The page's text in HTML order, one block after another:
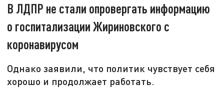
В ЛДПР не стали опровергать информацию
о госпитализации Жириновского с
коронавирусом
Однако заявили, что политик чувствует себя
хорошо и продолжает работать.